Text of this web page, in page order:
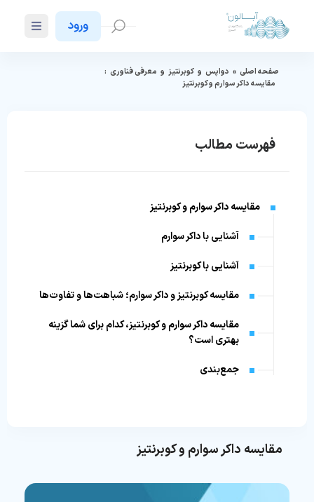
ورود
صفحه اصلی » دواپس و کوبرنتیز و معرفی فناوری :
مقایسه داکر سوارم و کوبرنتیز
مقایسه داکر سوارم و کوبرنتیز
فهرست مطالب
مقایسه داکر سوارم و کوبرنتیز
آشنایی با داکر سوارم
آشنایی با کوبرنتیز
مقایسه کوبرنتیز و داکر سوارم؛ شباهت‌ها و تفاوت‌ها
مقایسه داکر سوارم و کوبرنتیز، کدام برای شما گزینه
بهتری است؟
جمع‌بندی